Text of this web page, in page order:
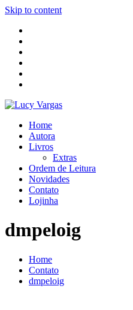
Skip to content
Home
Autora
Livros
Extras
Ordem de Leitura
Novidades
Contato
Lojinha
dmpeloig
Home
Contato
dmpeloig